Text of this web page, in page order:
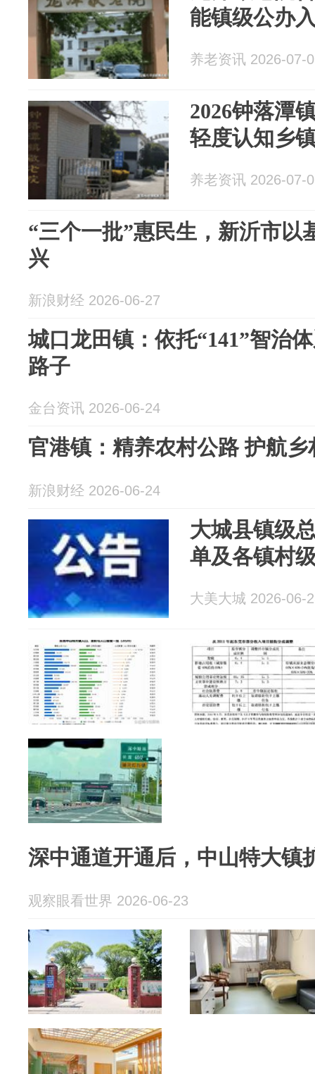
能镇级公办
养老资讯 2026-07-
2026钟落潭
轻度认知乡
养老资讯 2026-07-
“三个一批”惠民生，新沂市以
兴
新浪财经 2026-06-27
城口龙田镇：依托“141”智治
路子
金台资讯 2026-06-24
官港镇：精养农村公路 护航乡
新浪财经 2026-06-24
大城县镇级
单及各镇村
大美大城 2026-06-
深中通道开通后，中山特大镇
观察眼看世界 2026-06-23